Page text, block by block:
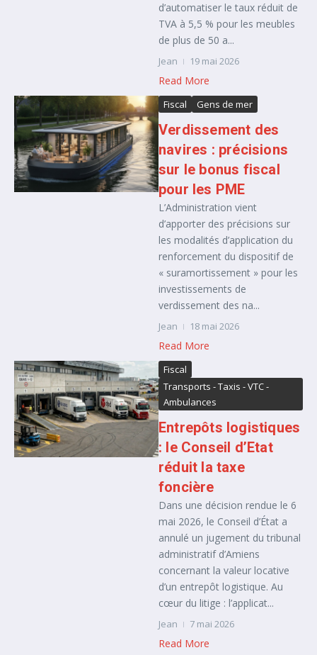
d’automatiser le taux réduit de
TVA à 5,5 % pour les meubles
de plus de 50 a...
Jean 19 mai 2026
Read More
Fiscal Gens de mer
Verdissement des
navires : précisions
sur le bonus fiscal
pour les PME
L’Administration vient
d’apporter des précisions sur
les modalités d’application du
renforcement du dispositif de
« suramortissement » pour les
investissements de
verdissement des na...
Jean 18 mai 2026
Read More
Fiscal
Transports - Taxis - VTC -
Ambulances
Entrepôts logistiques
: le Conseil d’Etat
réduit la taxe
foncière
Dans une décision rendue le 6
mai 2026, le Conseil d’État a
annulé un jugement du tribunal
administratif d’Amiens
concernant la valeur locative
d’un entrepôt logistique. Au
cœur du litige : l’applicat...
Jean 7 mai 2026
Read More